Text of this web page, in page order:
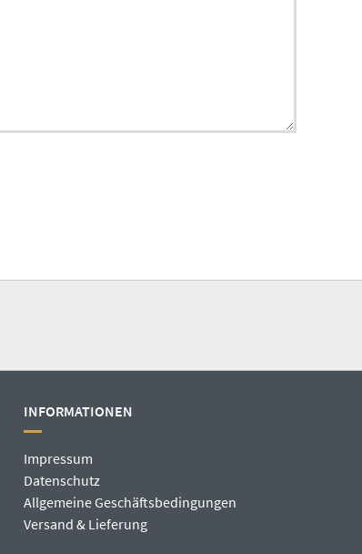
INFORMATIONEN
Impressum
Datenschutz
Allgemeine Geschäftsbedingungen
Versand & Lieferung